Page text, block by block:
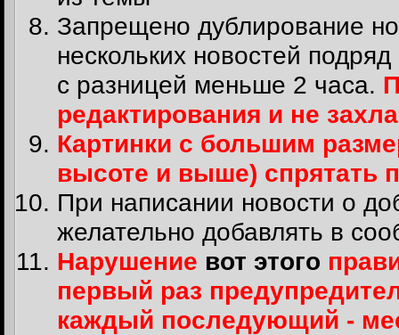
Запрещено дублирование
нескольких новостей
с разницей меньше 2 часа.
редактирования и не
Картинки с большим
высоте и выше) спрятать
При написании новости о
желательно добавлять в
Нарушение вот этого
первый раз
каждый последующий -